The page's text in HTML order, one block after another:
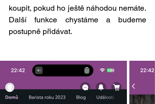
koupit, pokud ho ještě náhodou nemáte.
Další funkce chystáme a budeme
postupně přidávat.